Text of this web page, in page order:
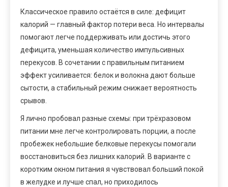
Классическое правило остаётся в силе: дефицит
калорий — главный фактор потери веса. Но интервалы
помогают легче поддерживать или достичь этого
дефицита, уменьшая количество импульсивных
перекусов. В сочетании с правильным питанием
эффект усиливается: белок и волокна дают больше
сытости, а стабильный режим снижает вероятность
срывов.
Я лично пробовал разные схемы: при трёхразовом
питании мне легче контролировать порции, а после
пробежек небольшие белковые перекусы помогали
восстановиться без лишних калорий. В варианте с
коротким окном питания я чувствовал больший покой
в желудке и лучше спал, но приходилось